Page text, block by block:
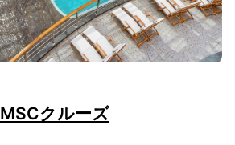
MSCクルーズ